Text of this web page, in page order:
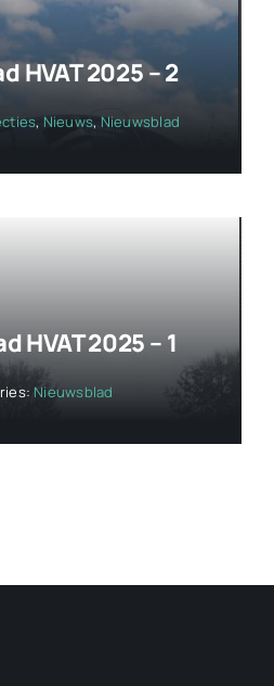
HVAT 2025 – 2
, Nieuws,Nieuwsblad
HVAT 2025 – 1
Nieuwsblad